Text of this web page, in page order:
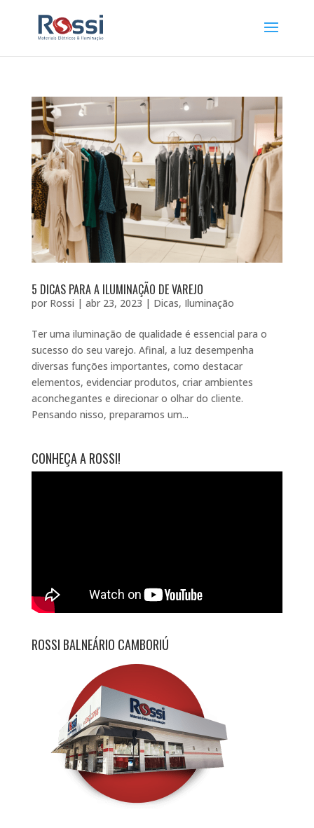
5 DICAS PARA A ILUMINAÇÃO DE VAREJO
por Rossi | abr 23, 2023 | Dicas, Iluminação
Ter uma iluminação de qualidade é essencial para o
sucesso do seu varejo. Afinal, a luz desempenha
diversas funções importantes, como destacar
elementos, evidenciar produtos, criar ambientes
aconchegantes e direcionar o olhar do cliente.
Pensando nisso, preparamos um...
CONHEÇA A ROSSI!
ROSSI BALNEÁRIO CAMBORIÚ